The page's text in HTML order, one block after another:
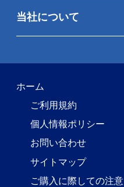
当社について
ホーム
ご利用規約
個人情報ポリシー
お問い合わせ
サイトマップ
ご購入に際しての注意